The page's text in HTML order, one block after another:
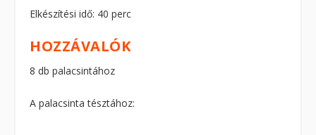
Elkészítési idő: 40 perc
HOZZÁVALÓK
8 db palacsintához
A palacsinta tésztához: